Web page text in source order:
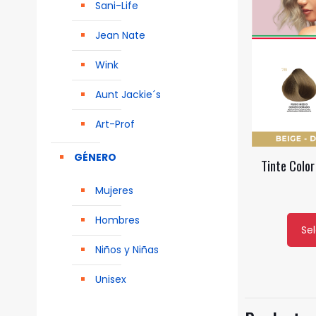
Tinte
Este
Sani-Life
Jean Nate
Wink
Aunt Jackie´s
Art-Prof
GÉNERO
Mujeres
Hombres
Niños y Niñas
Unisex